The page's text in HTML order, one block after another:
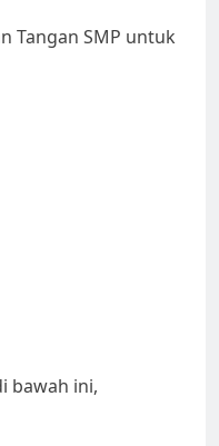
Tangan SMP untuk
bawah ini,